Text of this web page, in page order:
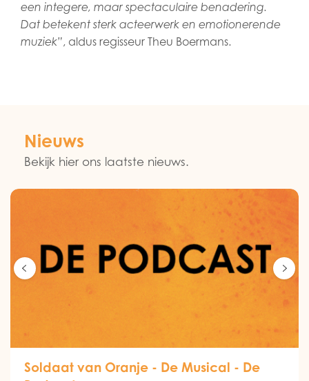
een integere, maar spectaculaire benadering.
Dat betekent sterk acteerwerk en emotionerende
muziek”, aldus regisseur Theu Boermans.
Nieuws
Bekijk hier ons laatste nieuws.
Soldaat van Oranje - De Musical - De